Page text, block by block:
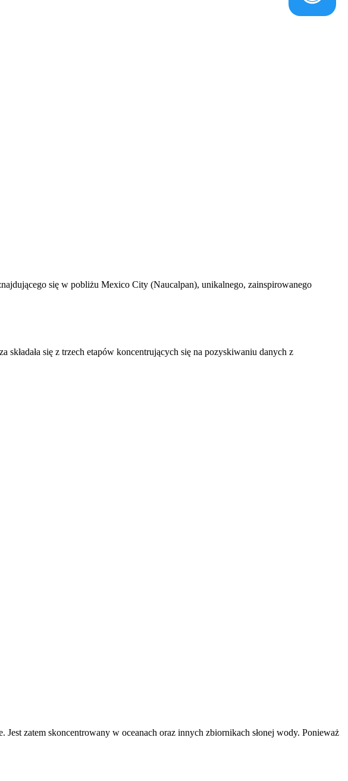
się w pobliżu Mexico City (Naucalpan), unikalnego, zainspirowanego
się z trzech etapów koncentrujących się na pozyskiwaniu danych z
zatem skoncentrowany w oceanach oraz innych zbiornikach słonej wody. Ponieważ